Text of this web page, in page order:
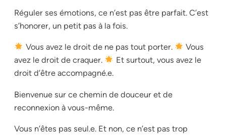
Réguler ses émotions, ce n’est pas être parfait. C’est
s’honorer, un petit pas à la fois.
Vous avez le droit de ne pas tout porter.
Vous
avez le droit de craquer.
Et surtout, vous avez le
droit d’être accompagné.e.
Bienvenue sur ce chemin de douceur et de
reconnexion à vous-même.
Vous n’êtes pas seul.e. Et non, ce n’est pas trop